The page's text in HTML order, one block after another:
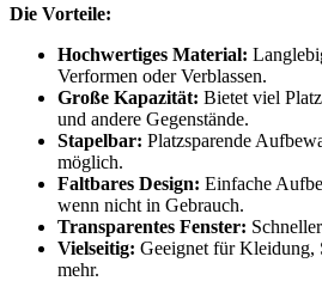
Die Vorteile:
Hochwertiges Material:
Verformen oder Verblassen.
Große Kapazität: Bietet viel
und andere Gegenstände.
Stapelbar: Platzsparende
möglich.
Faltbares Design: Einfache
wenn nicht in Gebrauch.
Transparentes Fenster:
Vielseitig: Geeignet für Kleidung,
mehr.